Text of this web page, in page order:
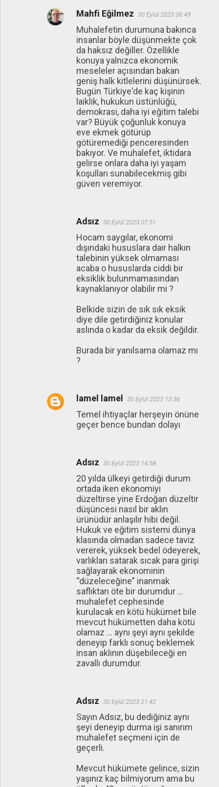
Mahfi Eğilmez 30 Eylül 2023 06:49
Muhalefetin durumuna bakınca
insanlar böyle düşünmekte çok
da haksız değiller. Özellikle
konuya yalnızca ekonomik
meseleler açısından bakan
geniş halk kitlelerini düşünürsek.
Bugün Türkiye'de kaç kişinin
laiklik, hukukun üstünlüğü,
demokrasi, daha iyi eğitim talebi
var? Büyük çoğunluk konuya
eve ekmek götürüp
götüremediği penceresinden
bakıyor. Ve muhalefet, iktidara
gelirse onlara daha iyi yaşam
koşulları sunabilecekmiş gibi
güven veremiyor.
Adsız 30 Eylül 2023 07:51
Hocam saygılar, ekonomi
dışındaki hususlara dair halkın
talebinin yüksek olmaması
acaba o hususlarda ciddi bir
eksiklik bulunmamasından
kaynaklanıyor olabilir mi ?
Belkide sizin de sık sık eksik
diye dile getirdiğiniz konular
aslında o kadar da eksik değildir.
Burada bir yanılsama olamaz mı
?
lamel lamel 30 Eylül 2023 13:36
Temel ihtiyaçlar herşeyin önüne
geçer bence bundan dolayı
Adsız 30 Eylül 2023 14:58
20 yılda ülkeyi getirdiği durum
ortada iken ekonomiyi
düzeltirse yine Erdoğan düzeltir
düşüncesi nasıl bir aklın
ürünüdür anlaşılır hibi değil.
Hukuk ve eğitim sistemi dünya
klasında olmadan sadece taviz
vererek, yüksek bedel ödeyerek,
varlıkları satarak sıcak para girişi
sağlayarak ekonominin
“düzeleceğine” inanmak
saflıktan öte bir durumdur …
muhalefet cephesinde
kurulacak en kötü hükümet bile
mevcut hükümetten daha kötü
olamaz … aynı şeyi aynı şekilde
deneyip farklı sonuç beklemek
insan aklının düşebileceği en
zavallı durumdur.
Adsız 30 Eylül 2023 21:42
Sayın Adsız, bu dediğiniz aynı
şeyi deneyip durma işi sanırım
muhalefet seçmeni için de
geçerli.
Mevcut hükümete gelince, sizin
yaşınız kaç bilmiyorum ama bu